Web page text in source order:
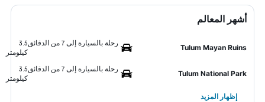
أشهر المعالم
Tulum Mayan Ruins
رحلة بالسيارة إلى 7 من الدقائق
3.5
كيلومتر
Tulum National Park
رحلة بالسيارة إلى 7 من الدقائق
3.5
كيلومتر
إظهار المزيد